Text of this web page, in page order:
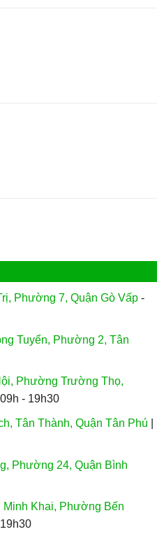
Phường 7, Quận Gò Vấp-
Tuyển, Phường 2, Tân
Phường Trường Thọ,
- 19h30
Tân Thành, Quận Tân Phú
Phường 24, Quận Bình
Minh Khai, Phường Bến